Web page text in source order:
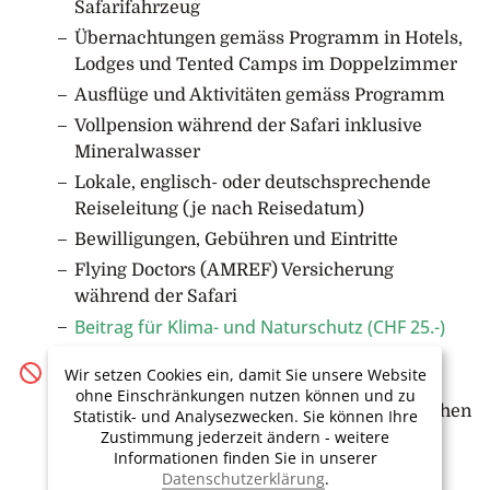
verschiedenen Ecken des Game Reserves und
bekommen so einen tiefen Einblick in die lokale Tier-
beobachten wir das Verhalten und die
Sozialstrukturen der Tiere, während wir nach
seltenen Arten Ausschau halten. Kein Tag im Busch
gleicht dem anderen, deshalb können wir uns auch
heute auf einen aufregenden Tag in der Natur freuen.
Wir kehren noch einmal ins Base Camp Masai
Mara zurück, wo wir die Zeit in der Mara am
gemütlichen Feuer ausklingen lassen.
Übernachtung im Base Camp Masai Mara
5. Tag: Masai Mara Region – Lake Naivasha (F/M/A)
Wir verlassen die Masai Mara-Region und reisen
weiter zum Lake Naivasha, Kenias Blumenhauptstadt
und einer der wenigen Süsswasserseen des Great Rift
Valleys. Gegen Mittag erreichen wir unsere
Safarifahrzeug
Übernachtungen gemäss Programm in Hotels,
Lodges und Tented Camps im Doppelzimmer
Ausflüge und Aktivitäten gemäss Programm
Vollpension während der Safari inklusive
Mineralwasser
Lokale, englisch- oder deutschsprechende
Reiseleitung (je nach Reisedatum)
Bewilligungen, Gebühren und Eintritte
Flying Doctors (AMREF) Versicherung
während der Safari
Beitrag für Klima- und Naturschutz (CHF 25.-)
Leistungen nicht inbegriffen
Flüge nach Nairobi/ab Mombasa (gerne buchen
wir die Flüge für Sie)
Nicht erwähnte Mahlzeiten und Getränke
Wir setzen Cookies ein, damit Sie unsere Website
ohne Einschränkungen nutzen können und zu
Statistik- und Analysezwecken. Sie können Ihre
Zustimmung jederzeit ändern - weitere
Informationen finden Sie in unserer
Datenschutzerklärung.